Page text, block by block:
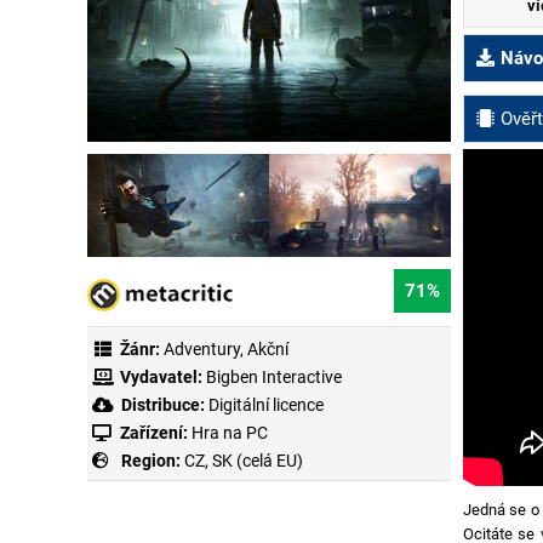
71%
Žánr: Adventury, Akční
Vydavatel: Bigben Interactive
Distribuce: Digitální licence
Zařízení: Hra na PC
Region: CZ, SK (celá EU)
Jedná se o
Ocitáte se